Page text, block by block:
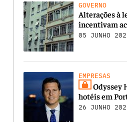
GOVERNO
Alterações à
incentivam
05 JUNHO
EMPRESAS
Odyssey
hotéis em
26 JUNHO